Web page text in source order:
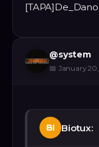
@system
📅 January
BI Biotux: